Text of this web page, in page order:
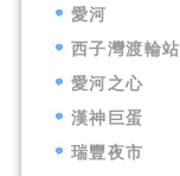
愛河
西子灣渡輪站
愛河之心
漢神巨蛋
瑞豐夜市